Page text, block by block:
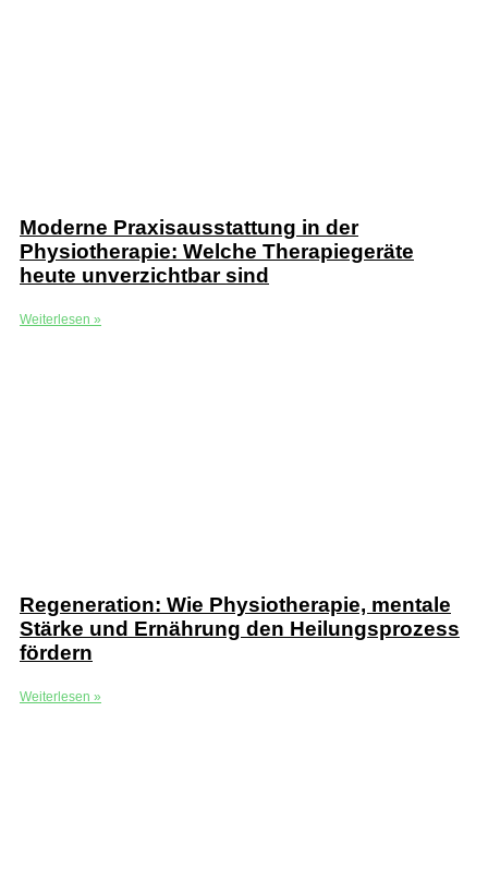
Moderne Praxisausstattung in der
Physiotherapie: Welche Therapiegeräte
heute unverzichtbar sind
Weiterlesen »
Regeneration: Wie Physiotherapie, mentale
Stärke und Ernährung den Heilungsprozess
fördern
Weiterlesen »